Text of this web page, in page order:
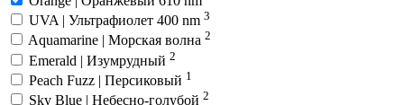
UVA | Ультрафиолет 400 nm 3
Aquamarine | Морская волна 2
Emerald | Изумрудный 2
Peach Fuzz | Персиковый 1
Sky Blue | Небесно-голубой 2